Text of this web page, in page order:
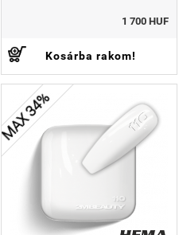
1 700 HUF
Kosárba rakom!
34%